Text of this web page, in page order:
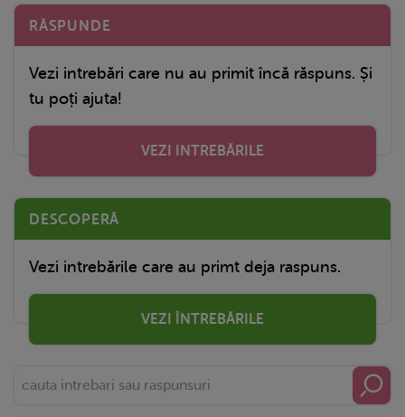
RĂSPUNDE
Vezi intrebări care nu au primit încă răspuns. Și
tu poți ajuta!
VEZI INTREBĂRILE
DESCOPERĂ
Vezi intrebările care au primt deja raspuns.
VEZI ÎNTREBĂRILE